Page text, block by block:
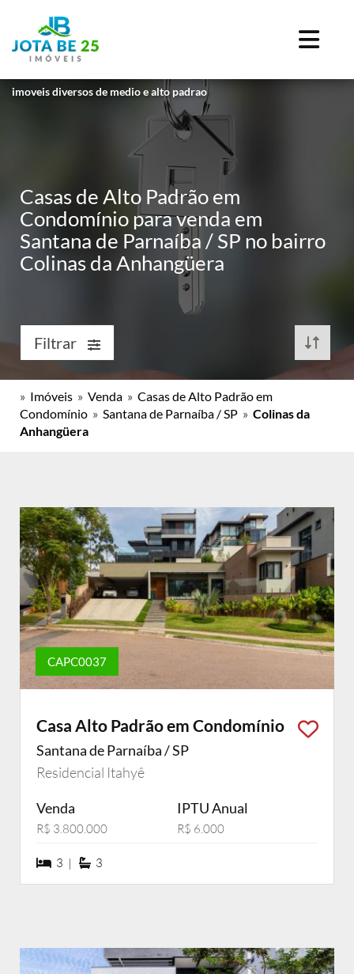
imoveis diversos de medio e alto padrao
Casas de Alto Padrão em
Condomínio para venda em
Santana de Parnaíba / SP no bairro
Colinas da Anhangüera
Filtrar
» Imóveis » Venda » Casas de Alto Padrão em
Condomínio » Santana de Parnaíba / SP » Colinas da
Anhangüera
CAPC0037
Casa Alto Padrão em Condomínio
Santana de Parnaíba / SP
Residencial Itahyê
Venda
R$ 3.800.000
IPTU Anual
R$ 6.000
3 dormiórios
3 | 3 suítes
3